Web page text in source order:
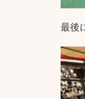
最後